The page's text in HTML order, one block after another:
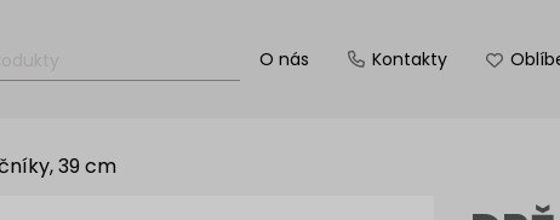
O nás Kontakty
39 cm